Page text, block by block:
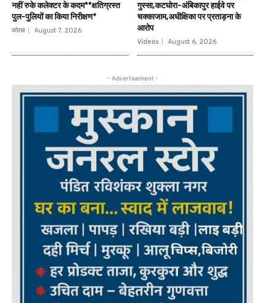
नहीं रुके कलेक्टर के कदम**क्षतिग्रस्त
पुल-पुलियों का किया निरीक्षण*
कोरबा August 7, 2026
गुस्सा,कटघोरा-अंबिकापुर हाईवे पर
चक्काजाम,अधीक्षिका पर प्रताड़ना के
आरोप
Videos August 6, 2026
- Advertisement -